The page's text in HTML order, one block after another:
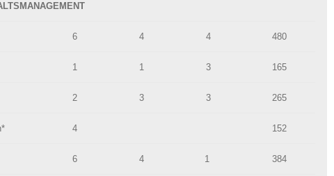
6 4 4 480
1 1 3 165
2 3 3 265
4 152
6 4 1 384